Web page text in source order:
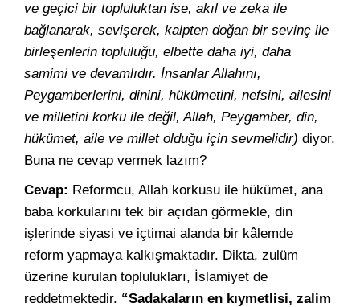
ve geçici bir topluluktan ise, akıl ve zeka ile
bağlanarak, sevişerek, kalpten doğan bir sevinç ile
birleşenlerin topluluğu, elbette daha iyi, daha
samimi ve devamlıdır. İnsanlar Allahını,
Peygamberlerini, dinini, hükümetini, nefsini, ailesini
ve milletini korku ile değil, Allah, Peygamber, din,
hükümet, aile ve millet olduğu için sevmelidir) diyor.
Buna ne cevap vermek lazım?
Cevap: Reformcu, Allah korkusu ile hükümet, ana
baba korkularını tek bir açıdan görmekle, din
işlerinde siyasi ve içtimai alanda bir kâlemde
reform yapmaya kalkışmaktadır. Dikta, zulüm
üzerine kurulan toplulukları, İslamiyet de
reddetmektedir. “Sadakaların en kıymetlisi, zalim